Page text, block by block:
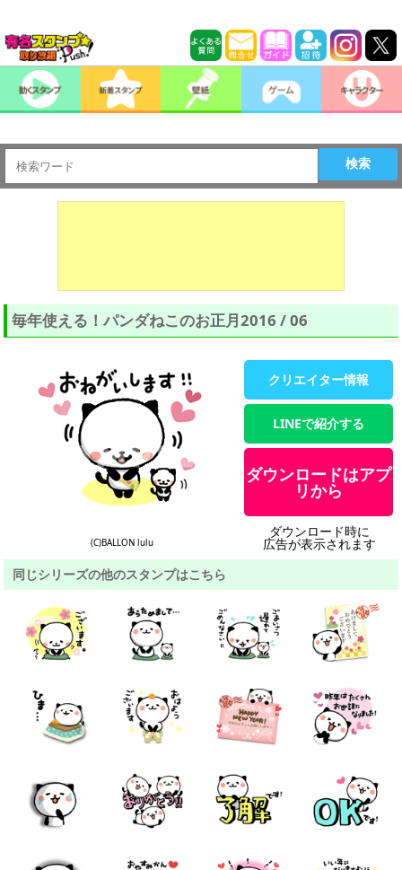
検索
毎年使える！パンダねこのお正月2016 / 06
(C)BALLON lulu
クリエイター情報
LINEで紹介する
ダウンロードはアプ
リから
ダウンロード時に
広告が表示されます
同じシリーズの他のスタンプはこちら